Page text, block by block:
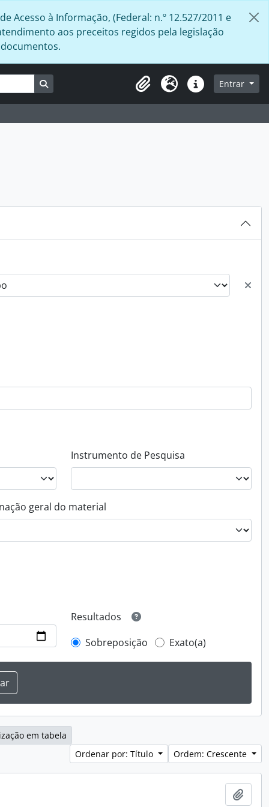
à Informação, (Federal: n.º 12.527/2011 e
aos preceitos regidos pela legislação
Busque na página de navegação
Área de Transferência
Idioma Atalhos Entrar
Instrumento de Pesquisa
geral do material
Resultados
Sobreposição
Exato(a)
em tabela
Ordenar por: Título
Ordem: Crescente